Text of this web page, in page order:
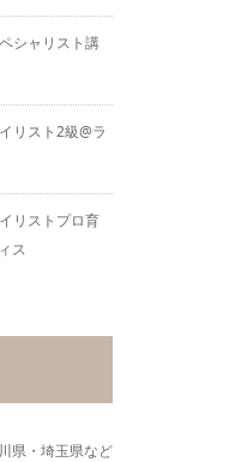
シャリスト講
リスト2級@ラ
リストプロ育
ス
県・埼玉県など